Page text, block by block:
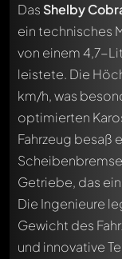
Das Shelby
ein technisches
von einem 4,7-
leistete. Die
km/h, was
optimierten
Fahrzeug besaß
Getriebe, das
Die Ingenieure
Gewicht des
und innovative